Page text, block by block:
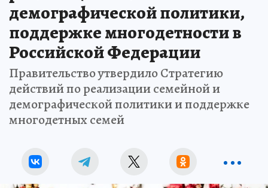
демографической политики,
поддержке многодетности в
Российской Федерации
Правительство утвердило Стратегию
действий по реализации семейной и
демографической политики и поддержке
многодетных семей